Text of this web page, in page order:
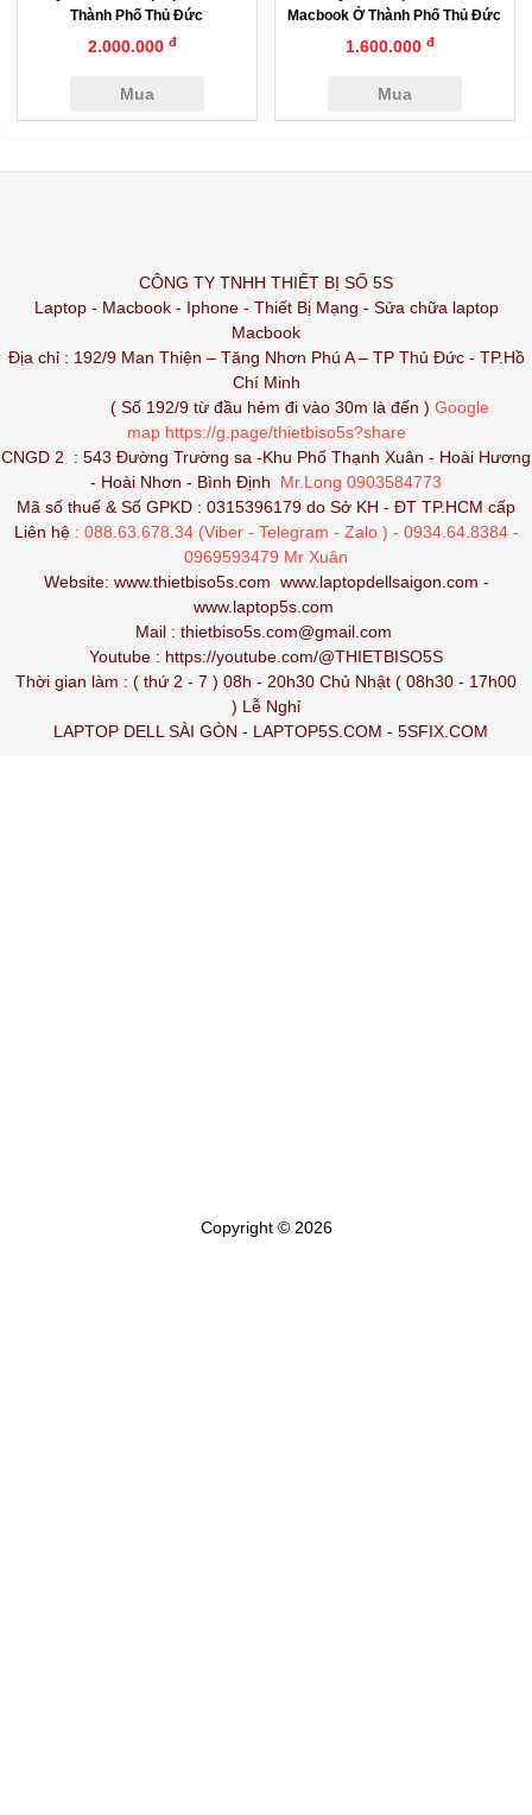
Thành Phố Thủ Đức
2.000.000đ
Mua
Macbook Ở Thành Phố Thủ Đức
1.600.000đ
Mua
CÔNG TY TNHH THIẾT BỊ SỐ 5S
Laptop - Macbook - Iphone - Thiết Bị Mạng - Sửa chữa laptop
Macbook
Địa chỉ : 192/9 Man Thiện – Tăng Nhơn Phú A – TP Thủ Đức - TP.Hồ
Chí Minh
( Số 192/9 từ đầu hẻm đi vào 30m là đến ) Google
map https://g.page/thietbiso5s?share
CNGD 2 : 543 Đường Trường sa -Khu Phố Thạnh Xuân - Hoài Hương
- Hoài Nhơn - Bình Định
Mr.Long 0903584773
Mã số thuế & Số GPKD : 0315396179 do Sở KH - ĐT TP.HCM cấp
Liên hệ : 088.63.678.34 (Viber - Telegram - Zalo ) - 0934.64.8384 -
0969593479 Mr Xuân
Website: www.thietbiso5s.com www.laptopdellsaigon.com -
www.laptop5s.com
Mail : thietbiso5s.com@gmail.com
Youtube : https://youtube.com/@THIETBISO5S
Thời gian làm : ( thứ 2 - 7 ) 08h - 20h30 Chủ Nhật ( 08h30 - 17h00
) Lễ Nghỉ
LAPTOP DELL SÀI GÒN - LAPTOP5S.COM - 5SFIX.COM
Copyright © 2026